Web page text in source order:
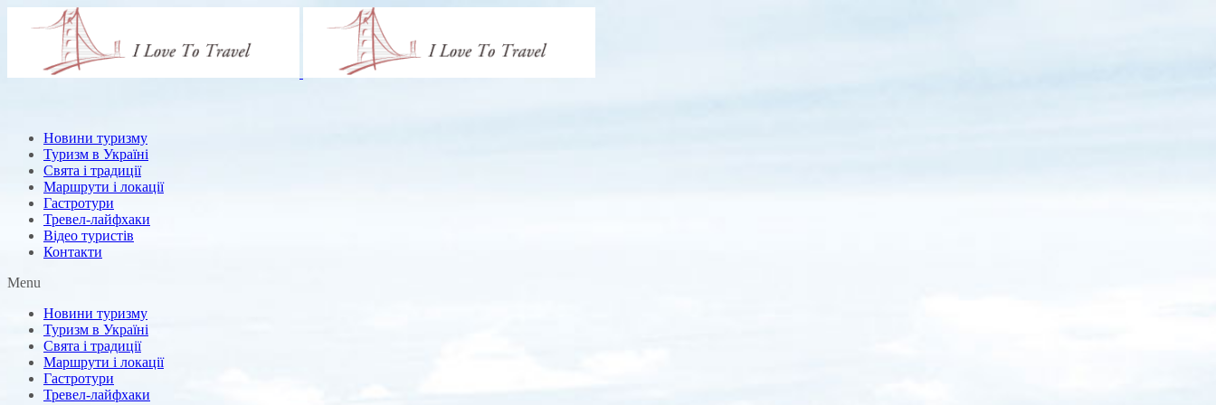
Новини туризму
Туризм в Україні
Свята і традиції
Маршрути і локації
Гастротури
Тревел-лайфхаки
Відео туристів
Контакти
Menu
Новини туризму
Туризм в Україні
Свята і традиції
Маршрути і локації
Гастротури
Тревел-лайфхаки